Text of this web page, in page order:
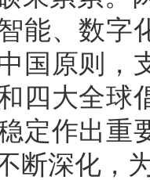
能、数字
国原则，
四大全球
定作出重
断深化，